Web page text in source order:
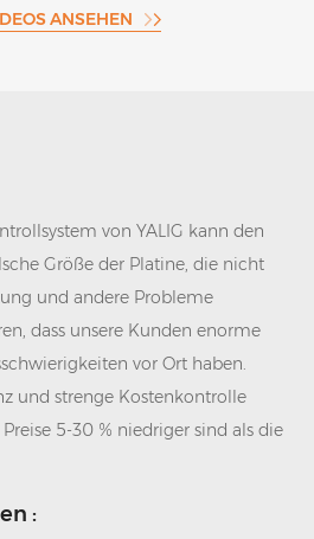
Schränke sind, das einen
ANSEHEN
von YALIG kann den
Größe der Platine, die nicht
und andere Probleme
dass unsere Kunden enorme
vor Ort haben.
und strenge Kostenkontrolle
5-30 % niedriger sind als die
: